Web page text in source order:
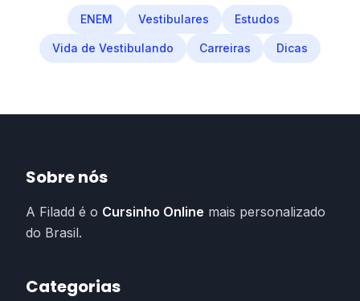
ENEM Vestibulares Estudos
Vida de Vestibulando Carreiras Dicas
Sobre nós
A Filadd é o Cursinho Online mais personalizado
do Brasil.
Categorias